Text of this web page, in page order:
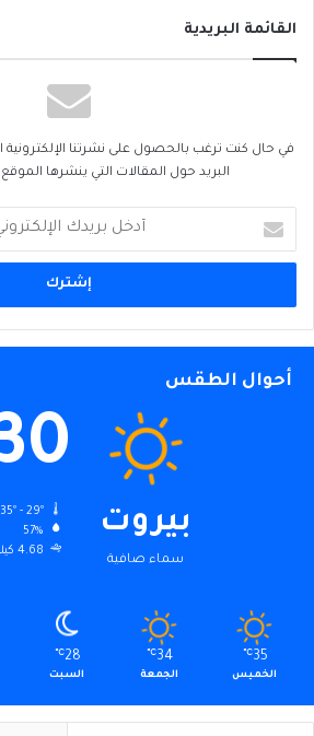
القائمة البريدية
في حال كنت ترغب بالحصول على نشرتنا الإلكترونية
البريد حول المقالات التي ينشرها
بريدك
الإلكتروني
أحوال الطقس
بيروت
سماء صافية
57%
4.68 كيلومتر/ساعة
35
℃
الخميس
34
℃
الجمعة
28
℃
السبت